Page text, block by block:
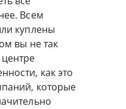
Всем
куплены
вы не так
как это
которые